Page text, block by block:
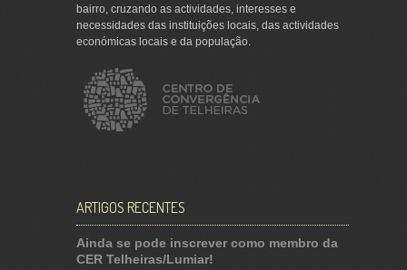
bairro, cruzando as actividades, interesses e
necessidades das instituições locais, das actividades
económicas locais e da população.
ARTIGOS RECENTES
Ainda se pode inscrever como membro da
CER Telheiras/Lumiar!